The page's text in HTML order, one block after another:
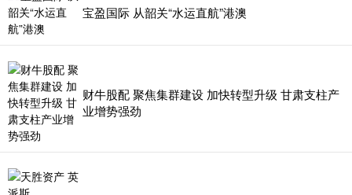
宝盈国际 从韶关“水运直航”港澳
财牛股配 聚焦集群建设 加快转型升级 甘肃支柱产
业增势强劲